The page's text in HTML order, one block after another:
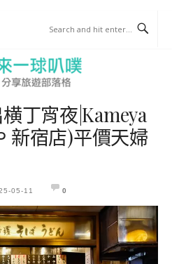
丁宵夜|Kameya
新宿店)平價天婦
05-11 0